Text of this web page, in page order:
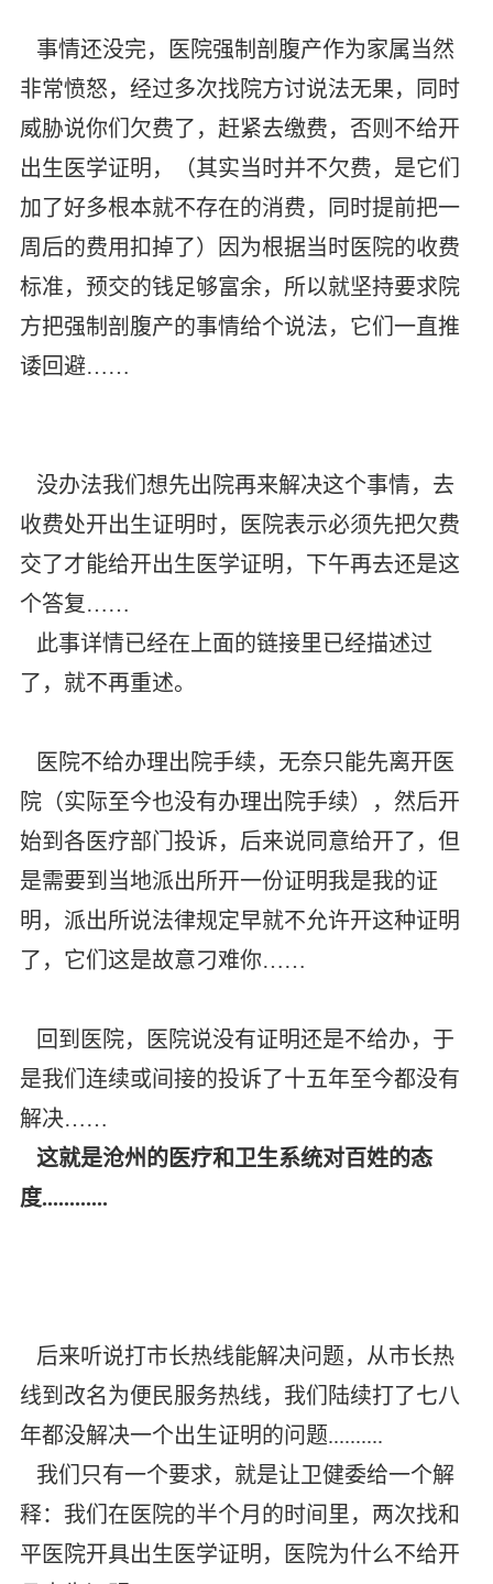
事情还没完，医院强制剖腹产作为家属当然
非常愤怒，经过多次找院方讨说法无果，同时
威胁说你们欠费了，赶紧去缴费，否则不给开
出生医学证明，（其实当时并不欠费，是它们
加了好多根本就不存在的消费，同时提前把一
周后的费用扣掉了）因为根据当时医院的收费
标准，预交的钱足够富余，所以就坚持要求院
方把强制剖腹产的事情给个说法，它们一直推
诿回避……
没办法我们想先出院再来解决这个事情，去
收费处开出生证明时，医院表示必须先把欠费
交了才能给开出生医学证明，下午再去还是这
个答复……
此事详情已经在上面的链接里已经描述过
了，就不再重述。
医院不给办理出院手续，无奈只能先离开医
院（实际至今也没有办理出院手续），然后开
始到各医疗部门投诉，后来说同意给开了，但
是需要到当地派出所开一份证明我是我的证
明，派出所说法律规定早就不允许开这种证明
了，它们这是故意刁难你……
回到医院，医院说没有证明还是不给办，于
是我们连续或间接的投诉了十五年至今都没有
解决……
这就是沧州的医疗和卫生系统对百姓的态
度............
后来听说打市长热线能解决问题，从市长热
线到改名为便民服务热线，我们陆续打了七八
年都没解决一个出生证明的问题..........
我们只有一个要求，就是让卫健委给一个解
释：我们在医院的半个月的时间里，两次找和
平医院开具出生医学证明，医院为什么不给开